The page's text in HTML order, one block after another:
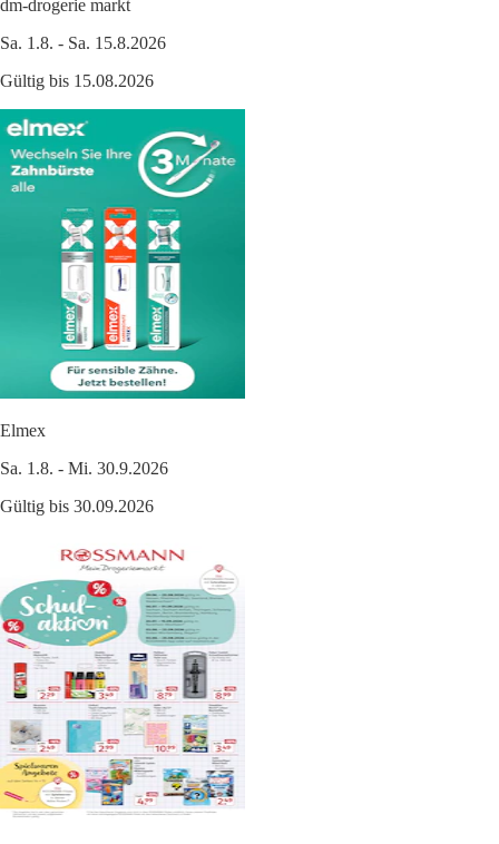
dm-drogerie markt
Sa. 1.8. - Sa. 15.8.2026
Gültig bis 15.08.2026
Elmex
Sa. 1.8. - Mi. 30.9.2026
Gültig bis 30.09.2026